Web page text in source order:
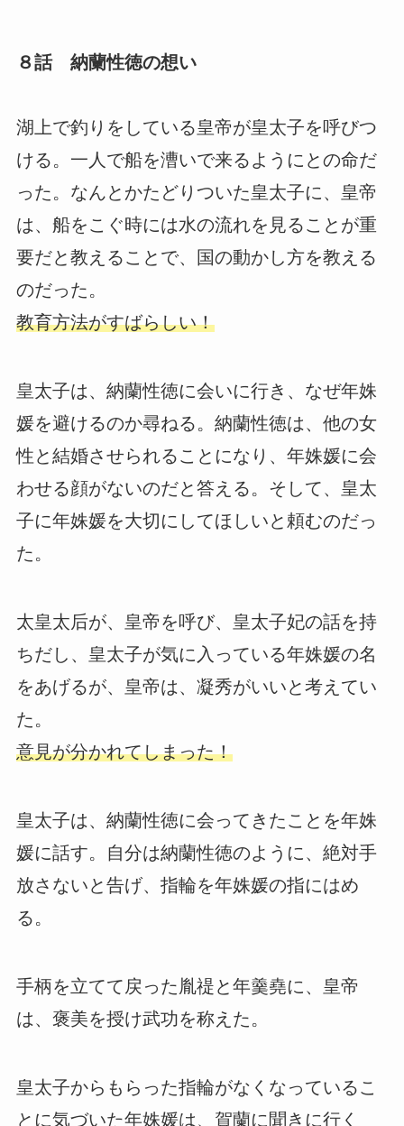
８話 納蘭性徳の想い
湖上で釣りをしている皇帝が皇太子を呼びつ
ける。一人で船を漕いで来るようにとの命だ
った。なんとかたどりついた皇太子に、皇帝
は、船をこぐ時には水の流れを見ることが重
要だと教えることで、国の動かし方を教える
のだった。
教育方法がすばらしい！
皇太子は、納蘭性徳に会いに行き、なぜ年姝
媛を避けるのか尋ねる。納蘭性徳は、他の女
性と結婚させられることになり、年姝媛に会
わせる顔がないのだと答える。そして、皇太
子に年姝媛を大切にしてほしいと頼むのだっ
た。
太皇太后が、皇帝を呼び、皇太子妃の話を持
ちだし、皇太子が気に入っている年姝媛の名
をあげるが、皇帝は、凝秀がいいと考えてい
た。
意見が分かれてしまった！
皇太子は、納蘭性徳に会ってきたことを年姝
媛に話す。自分は納蘭性徳のように、絶対手
放さないと告げ、指輪を年姝媛の指にはめ
る。
手柄を立てて戻った胤禔と年羹堯に、皇帝
は、褒美を授け武功を称えた。
皇太子からもらった指輪がなくなっているこ
とに気づいた年姝媛は、賀蘭に聞きに行く